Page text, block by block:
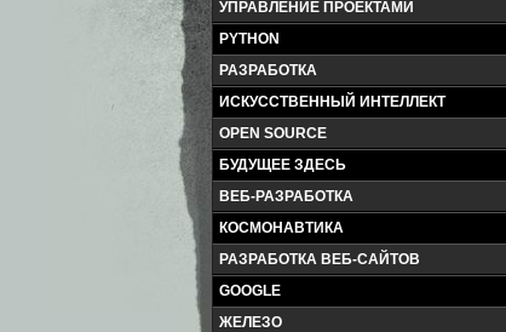
УПРАВЛЕНИЕ ПРОЕКТАМИ
PYTHON
РАЗРАБОТКА
ИСКУССТВЕННЫЙ ИНТЕЛЛЕКТ
OPEN SOURCE
БУДУЩЕЕ ЗДЕСЬ
ВЕБ-РАЗРАБОТКА
КОСМОНАВТИКА
РАЗРАБОТКА ВЕБ-САЙТОВ
GOOGLE
ЖЕЛЕЗО